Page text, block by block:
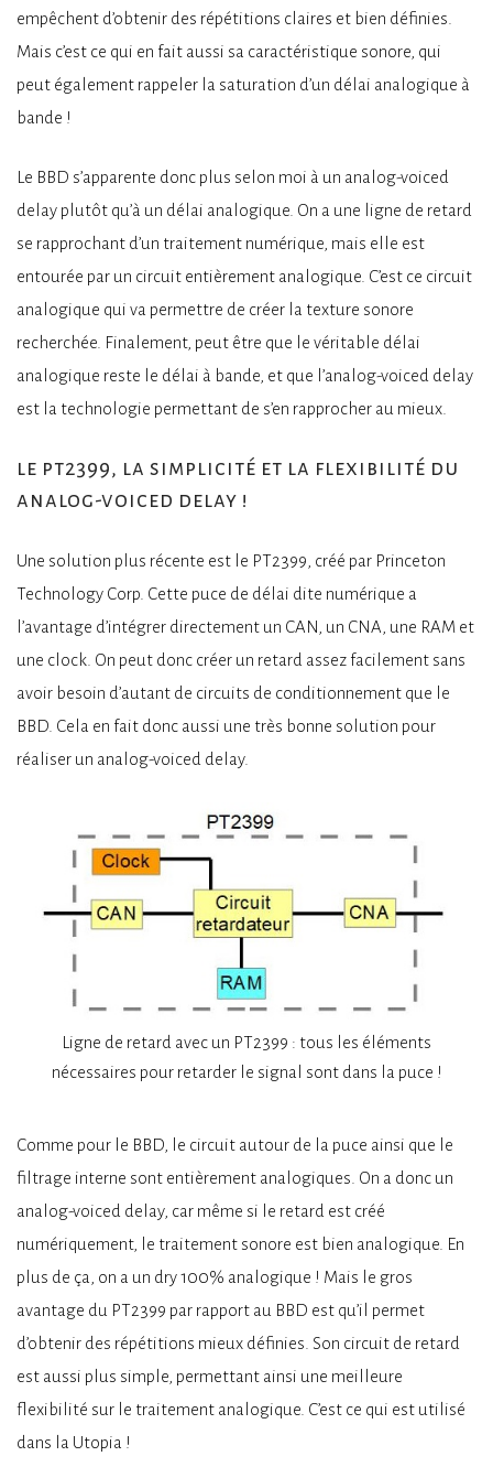
empêchent d’obtenir des répétitions claires et bien définies.
Mais c’est ce qui en fait aussi sa caractéristique sonore, qui
peut également rappeler la saturation d’un délai analogique à
bande !
Le BBD s’apparente donc plus selon moi à un analog-voiced
delay plutôt qu’à un délai analogique. On a une ligne de retard
se rapprochant d’un traitement numérique, mais elle est
entourée par un circuit entièrement analogique. C’est ce circuit
analogique qui va permettre de créer la texture sonore
recherchée. Finalement, peut être que le véritable délai
analogique reste le délai à bande, et que l’analog-voiced delay
est la technologie permettant de s’en rapprocher au mieux.
le pt2399, la simplicité et la flexibilité du
analog-voiced delay !
Une solution plus récente est le PT2399, créé par Princeton
Technology Corp. Cette puce de délai dite numérique a
l’avantage d’intégrer directement un CAN, un CNA, une RAM et
une clock. On peut donc créer un retard assez facilement sans
avoir besoin d’autant de circuits de conditionnement que le
BBD. Cela en fait donc aussi une très bonne solution pour
réaliser un analog-voiced delay.
Ligne de retard avec un PT2399 : tous les éléments
nécessaires pour retarder le signal sont dans la puce !
Comme pour le BBD, le circuit autour de la puce ainsi que le
filtrage interne sont entièrement analogiques. On a donc un
analog-voiced delay, car même si le retard est créé
numériquement, le traitement sonore est bien analogique. En
plus de ça, on a un dry 100% analogique ! Mais le gros
avantage du PT2399 par rapport au BBD est qu’il permet
d’obtenir des répétitions mieux définies. Son circuit de retard
est aussi plus simple, permettant ainsi une meilleure
flexibilité sur le traitement analogique. C’est ce qui est utilisé
dans la Utopia !